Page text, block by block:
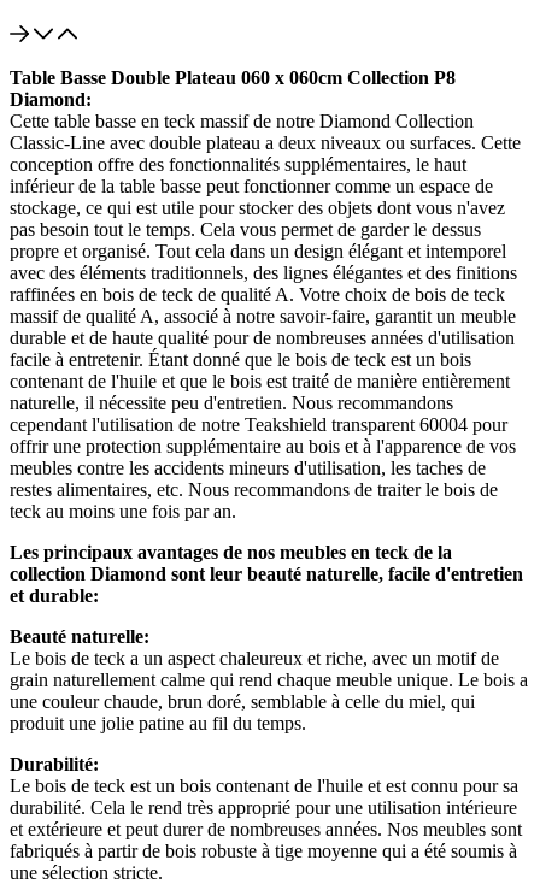
Table Basse Double Plateau 060 x 060cm Collection P8
Diamond:
Cette table basse en teck massif de notre Diamond Collection
Classic-Line avec double plateau a deux niveaux ou surfaces. Cette
conception offre des fonctionnalités supplémentaires, le haut
inférieur de la table basse peut fonctionner comme un espace de
stockage, ce qui est utile pour stocker des objets dont vous n'avez
pas besoin tout le temps. Cela vous permet de garder le dessus
propre et organisé. Tout cela dans un design élégant et intemporel
avec des éléments traditionnels, des lignes élégantes et des finitions
raffinées en bois de teck de qualité A. Votre choix de bois de teck
massif de qualité A, associé à notre savoir-faire, garantit un meuble
durable et de haute qualité pour de nombreuses années d'utilisation
facile à entretenir. Étant donné que le bois de teck est un bois
contenant de l'huile et que le bois est traité de manière entièrement
naturelle, il nécessite peu d'entretien. Nous recommandons
cependant l'utilisation de notre Teakshield transparent 60004 pour
offrir une protection supplémentaire au bois et à l'apparence de vos
meubles contre les accidents mineurs d'utilisation, les taches de
restes alimentaires, etc. Nous recommandons de traiter le bois de
teck au moins une fois par an.
Les principaux avantages de nos meubles en teck de la
collection Diamond sont leur beauté naturelle, facile d'entretien
et durable:
Beauté naturelle:
Le bois de teck a un aspect chaleureux et riche, avec un motif de
grain naturellement calme qui rend chaque meuble unique. Le bois a
une couleur chaude, brun doré, semblable à celle du miel, qui
produit une jolie patine au fil du temps.
Durabilité:
Le bois de teck est un bois contenant de l'huile et est connu pour sa
durabilité. Cela le rend très approprié pour une utilisation intérieure
et extérieure et peut durer de nombreuses années. Nos meubles sont
fabriqués à partir de bois robuste à tige moyenne qui a été soumis à
une sélection stricte.